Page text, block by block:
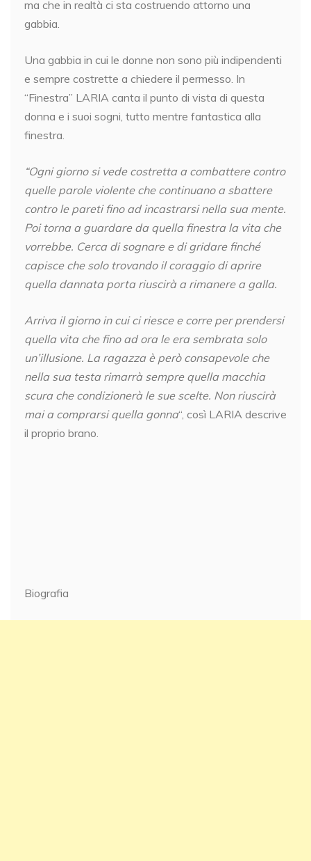
ma che in realtà ci sta costruendo attorno una
gabbia.
Una gabbia in cui le donne non sono più indipendenti
e sempre costrette a chiedere il permesso. In
“Finestra” LARIA canta il punto di vista di questa
donna e i suoi sogni, tutto mentre fantastica alla
finestra.
“Ogni giorno si vede costretta a combattere contro
quelle parole violente che continuano a sbattere
contro le pareti fino ad incastrarsi nella sua mente.
Poi torna a guardare da quella finestra la vita che
vorrebbe. Cerca di sognare e di gridare finché
capisce che solo trovando il coraggio di aprire
quella dannata porta riuscirà a rimanere a galla.
Arriva il giorno in cui ci riesce e corre per prendersi
quella vita che fino ad ora le era sembrata solo
un’illusione. La ragazza è però consapevole che
nella sua testa rimarrà sempre quella macchia
scura che condizionerà le sue scelte. Non riuscirà
mai a comprarsi quella gonna“, così LARIA descrive
il proprio brano.
Biografia